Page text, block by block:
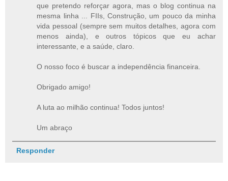
que pretendo reforçar agora, mas o blog continua na
mesma linha ... FIIs, Construção, um pouco da minha
vida pessoal (sempre sem muitos detalhes, agora com
menos ainda), e outros tópicos que eu achar
interessante, e a saúde, claro.
O nosso foco é buscar a independência financeira.
Obrigado amigo!
A luta ao milhão continua! Todos juntos!
Um abraço
Responder